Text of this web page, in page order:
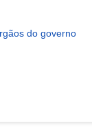
do governo